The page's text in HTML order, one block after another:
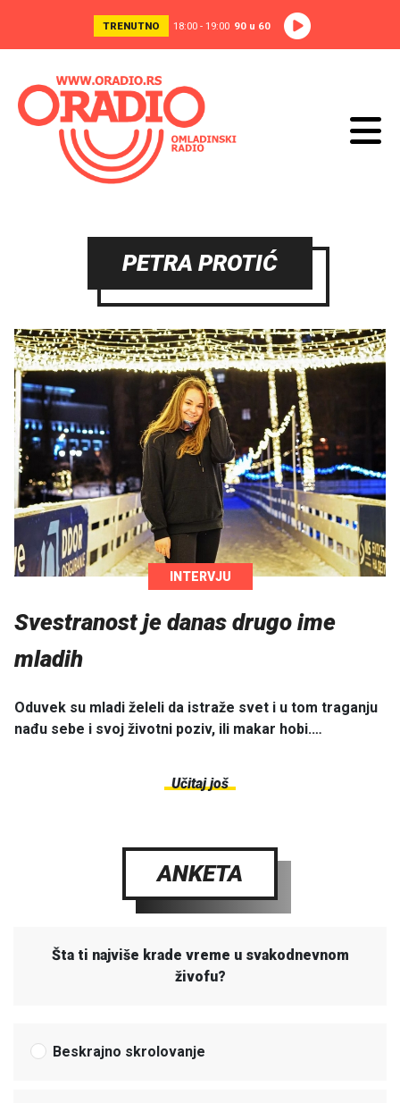
TRENUTNO 18:00 - 19:00 90 u 60
PETRA PROTIĆ
INTERVJU
Svestranost je danas drugo ime
mladih
Oduvek su mladi želeli da istraže svet i u tom traganju
nađu sebe i svoj životni poziv, ili makar hobi.…
Učitaj još
ANKETA
Šta ti najviše krade vreme u svakodnevnom
živofu?
Beskrajno skrolovanje